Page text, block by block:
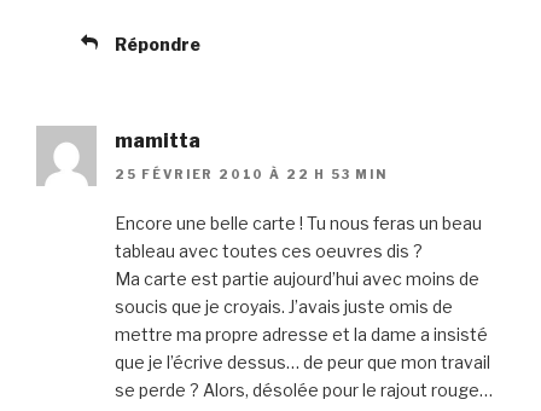
Répondre
mamitta
25 FÉVRIER 2010 À 22 H 53 MIN
Encore une belle carte ! Tu nous feras un beau
tableau avec toutes ces oeuvres dis ?
Ma carte est partie aujourd’hui avec moins de
soucis que je croyais. J’avais juste omis de
mettre ma propre adresse et la dame a insisté
que je l’écrive dessus… de peur que mon travail
se perde ? Alors, désolée pour le rajout rouge…